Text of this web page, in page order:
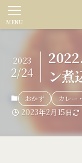
MENU
ン煮
2023
2/24
おかず カレー
2023年2月15日